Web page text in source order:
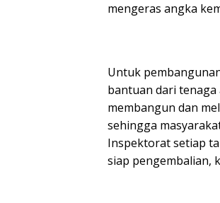
mengeras angka
Untuk
bantuan dari tenaga
membangun dan
sehingga
Inspektorat setiap
siap pengembalian,